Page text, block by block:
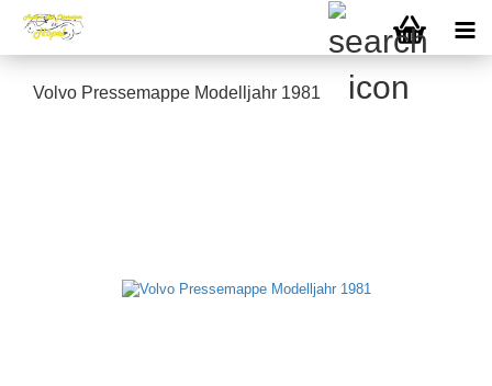
Volvo Pressemappe Modelljahr 1981